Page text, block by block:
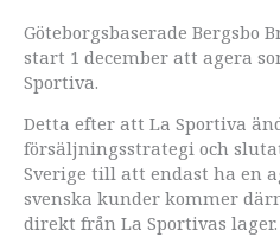
Göteborgsbaserade Bergsbo
start 1 december att agera
Sportiva.
Detta efter att La Sportiva
försäljningsstrategi och
Sverige till att endast ha en
svenska kunder kommer
direkt från La Sportivas lager.